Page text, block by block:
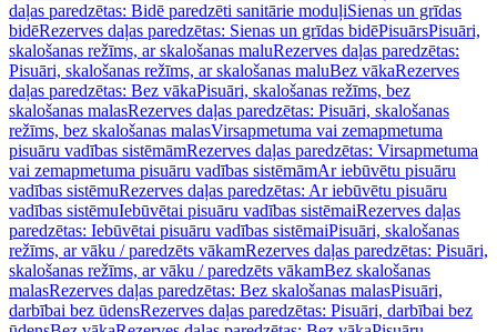
daļas paredzētas: Bidē paredzēti sanitārie moduļiSienas un grīdas
bidēRezerves daļas paredzētas: Sienas un grīdas bidēPisuārsPisuāri,
skalošanas režīms, ar skalošanas maluRezerves daļas paredzētas:
Pisuāri, skalošanas režīms, ar skalošanas maluBez vākaRezerves
daļas paredzētas: Bez vākaPisuāri, skalošanas režīms, bez
skalošanas malasRezerves daļas paredzētas: Pisuāri, skalošanas
režīms, bez skalošanas malasVirsapmetuma vai zemapmetuma
pisuāru vadības sistēmāmRezerves daļas paredzētas: Virsapmetuma
vai zemapmetuma pisuāru vadības sistēmāmAr iebūvētu pisuāru
vadības sistēmuRezerves daļas paredzētas: Ar iebūvētu pisuāru
vadības sistēmuIebūvētai pisuāru vadības sistēmaiRezerves daļas
paredzētas: Iebūvētai pisuāru vadības sistēmaiPisuāri, skalošanas
režīms, ar vāku / paredzēts vākamRezerves daļas paredzētas: Pisuāri,
skalošanas režīms, ar vāku / paredzēts vākamBez skalošanas
malasRezerves daļas paredzētas: Bez skalošanas malasPisuāri,
darbībai bez ūdensRezerves daļas paredzētas: Pisuāri, darbībai bez